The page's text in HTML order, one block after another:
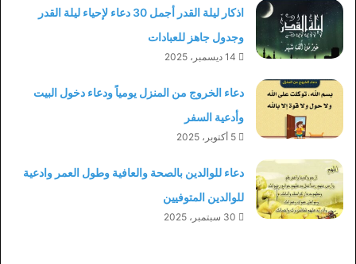
اذكار ليلة القدر أجمل 30 دعاء لإحياء ليلة القدر
وجدول جاهز للعبادات
14 ديسمبر، 2025
دعاء الخروج من المنزل يومياً ودعاء دخول البيت
وأدعية السفر
5 أكتوبر، 2025
دعاء للوالدين بالصحة والعافية وطول العمر وادعية
للوالدين المتوفيين
30 سبتمبر، 2025